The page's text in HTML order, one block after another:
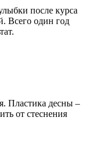
после курса
Всего один год
Пластика десны –
от стеснения